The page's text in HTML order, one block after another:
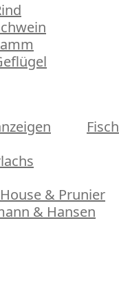
Fisch
& Prunier
& Hansen